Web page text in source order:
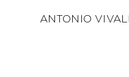
ANTONIO